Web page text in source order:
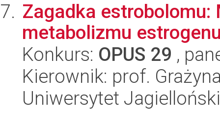
Zagadka
metabolizmu
Konkurs: OPUS 29 ,
Kierownik: prof.
Uniwersytet Jagielloński